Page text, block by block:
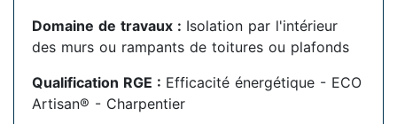
Domaine de travaux : Isolation par l'intérieur
des murs ou rampants de toitures ou plafonds
Qualification RGE : Efficacité énergétique - ECO
Artisan® - Charpentier